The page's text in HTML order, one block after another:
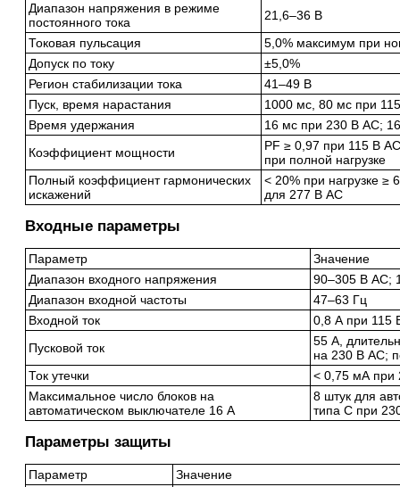
Диапазон напряжения в режиме
постоянного тока
21,6–36 В
Токовая пульсация
5,0% максимум при
Допуск по току
±5,0%
Регион стабилизации тока
41–49 В
Пуск, время нарастания
1000 мс, 80 мс при
Время удержания
16 мс при 230 В AC;
Коэффициент мощности
PF ≥ 0,97 при 115 В
при полной нагрузке
Полный коэффициент гармонических
искажений
< 20% при нагрузке ≥
для 277 В AC
Входные параметры
Параметр
Значение
Диапазон входного напряжения
90–305 В AC;
Диапазон входной частоты
47–63 Гц
Входной ток
0,8 А при 115
Пусковой ток
55 А,
на 230 В AC;
Ток утечки
< 0,75 мА при
Максимальное число блоков на
автоматическом выключателе 16 А
8 штук для
типа C при
Параметры защиты
Параметр
Значение